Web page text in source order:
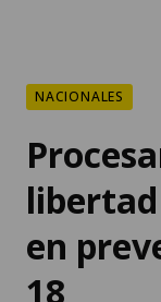
NACIONALES
en
18